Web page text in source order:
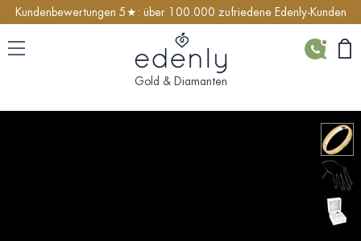
Kundenbewertungen 5★: über 100.000 zufriedene Edenly-Kunden
Gold & Diamanten